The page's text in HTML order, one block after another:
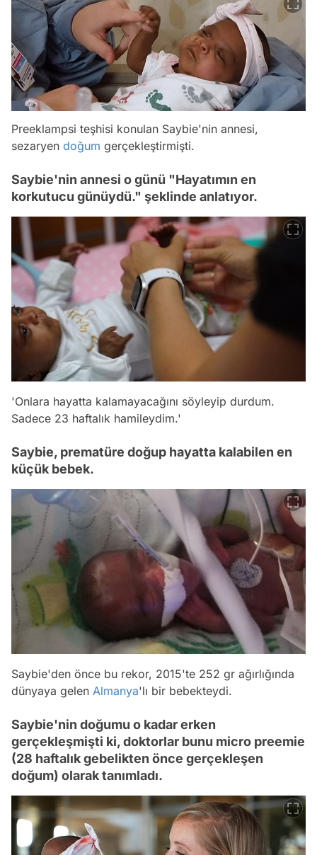
Preeklampsi teşhisi konulan Saybie'nin annesi,
sezaryen doğum gerçekleştirmişti.
Saybie'nin annesi o günü "Hayatımın en
korkutucu günüydü." şeklinde anlatıyor.
'Onlara hayatta kalamayacağını söyleyip durdum.
Sadece 23 haftalık hamileydim.'
Saybie, prematüre doğup hayatta kalabilen en
küçük bebek.
Saybie'den önce bu rekor, 2015'te 252 gr ağırlığında
dünyaya gelen Almanya'lı bir bebekteydi.
Saybie'nin doğumu o kadar erken
gerçekleşmişti ki, doktorlar bunu micro preemie
(28 haftalık gebelikten önce gerçekleşen
doğum) olarak tanımladı.